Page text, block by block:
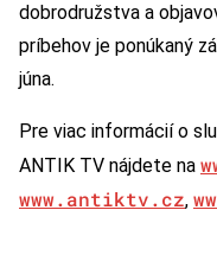
dobrodružstva a
príbehov je ponúkaný
júna.
Pre viac informácií o
ANTIK TV nájdete na
www.antiktv.cz,